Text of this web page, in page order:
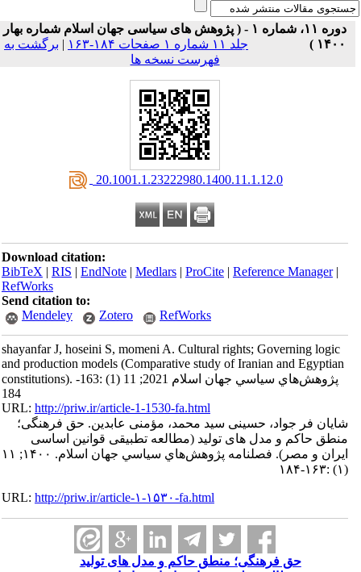
دوره ۱۱، شماره ۱ - ( پژوهش های سیاسی جهان اسلام شماره بهار
۱۴۰۰ )
جلد ۱۱ شماره ۱ صفحات ۱۸۴-۱۶۳ | برگشت به
فهرست نسخه ها
‎ 20.1001.1.23222980.1400.11.1.12.0
Download citation:
BibTeX|RIS|EndNote|Medlars|ProCite|Reference Manager
RefWorks
Send citation to:
Mendeley
Zotero RefWorks
shayanfar J, hoseini S, momeni A. Cultural rights; Governing logic
and production models (Comparative study of Iranian and Egyptian
constitutions). پژوهش‌هاي سياسي جهان اسلام 2021; 11 (1) :163-
184
URL:http://priw.ir/article-1-1530-fa.html
شایان فر جواد، حسینی سید محمد، مؤمنی عابدین. حق فرهنگی؛
منطق حاکم و مدل های تولید (مطالعه تطبیقی قوانین اساسی
ایران و مصر). فصلنامه پژوهش‌هاي سياسي جهان اسلام. ۱۴۰۰; ۱۱
URL:http://priw.ir/article-۱-۱۵۳۰-fa.html
حق فرهنگی؛ منطق حاکم و مدل های تولید